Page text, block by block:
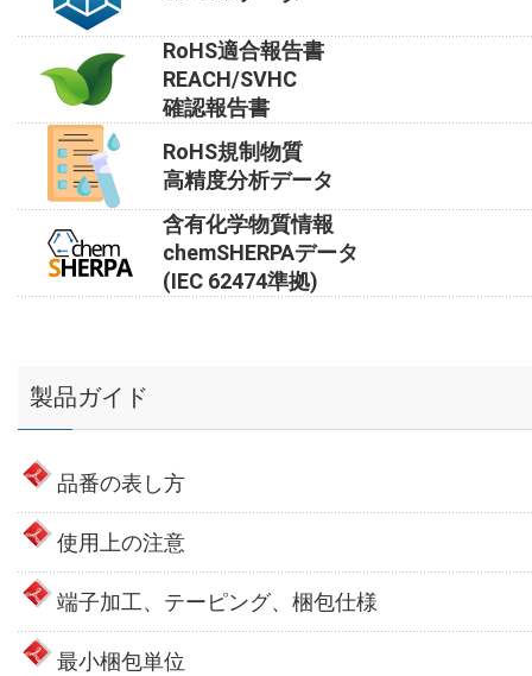
RoHS適合報告書
REACH/SVHC
確認報告書
RoHS規制物質
高精度分析データ
含有化学物質情報
chemSHERPAデータ
(IEC 62474準拠)
製品ガイド
品番の表し方
使用上の注意
端子加工、テーピング、梱包仕様
最小梱包単位